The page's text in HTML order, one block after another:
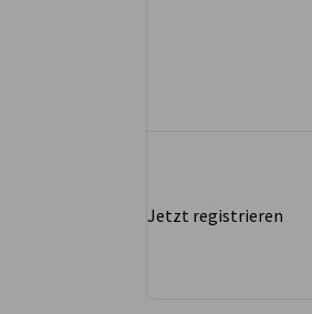
Jetzt registrieren